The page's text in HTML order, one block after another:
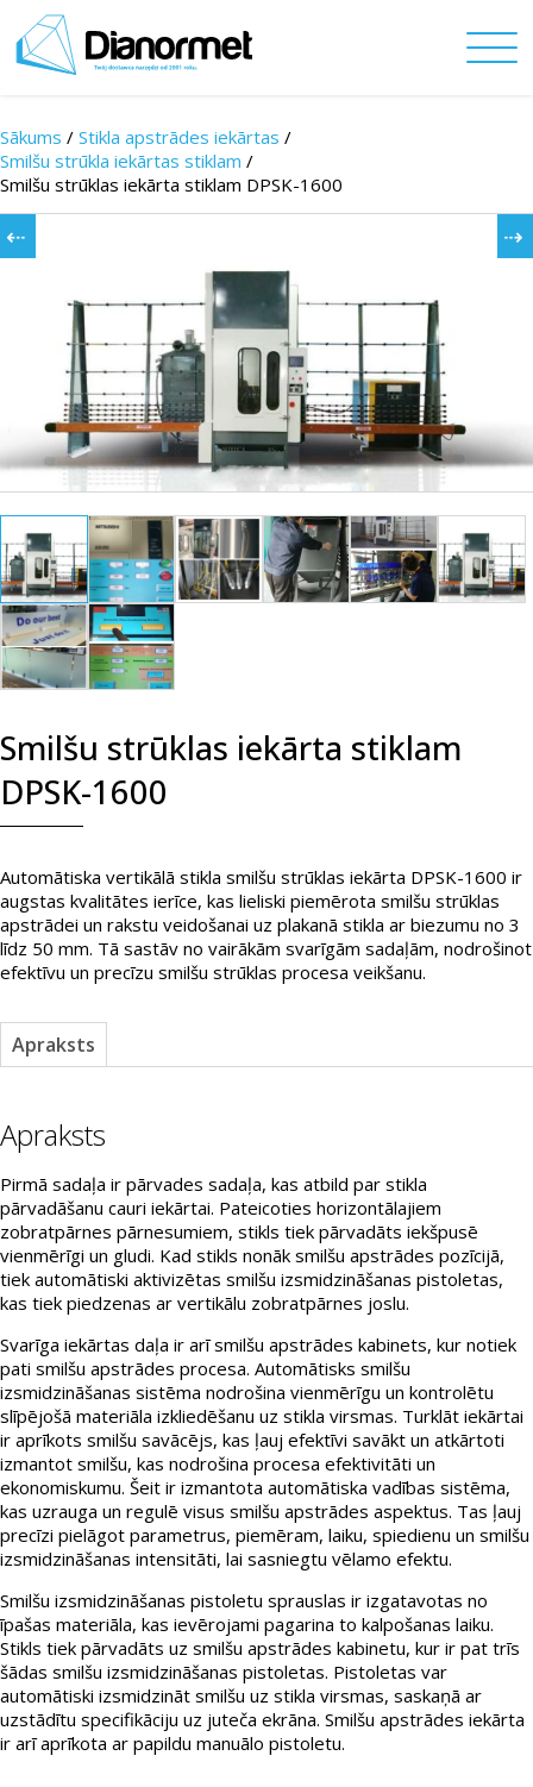
Sākums / Stikla apstrādes iekārtas /
Smilšu strūkla iekārtas stiklam /
Smilšu strūklas iekārta stiklam DPSK-1600
Smilšu strūklas iekārta stiklam
DPSK-1600
Automātiska vertikālā stikla smilšu strūklas iekārta DPSK-1600 ir
augstas kvalitātes ierīce, kas lieliski piemērota smilšu strūklas
apstrādei un rakstu veidošanai uz plakanā stikla ar biezumu no 3
līdz 50 mm. Tā sastāv no vairākām svarīgām sadaļām, nodrošinot
efektīvu un precīzu smilšu strūklas procesa veikšanu.
Apraksts
Apraksts
Pirmā sadaļa ir pārvades sadaļa, kas atbild par stikla
pārvadāšanu cauri iekārtai. Pateicoties horizontālajiem
zobratpārnes pārnesumiem, stikls tiek pārvadāts iekšpusē
vienmērīgi un gludi. Kad stikls nonāk smilšu apstrādes pozīcijā,
tiek automātiski aktivizētas smilšu izsmidzināšanas pistoletas,
kas tiek piedzenas ar vertikālu zobratpārnes joslu.
Svarīga iekārtas daļa ir arī smilšu apstrādes kabinets, kur notiek
pati smilšu apstrādes procesa. Automātisks smilšu
izsmidzināšanas sistēma nodrošina vienmērīgu un kontrolētu
slīpējošā materiāla izkliedēšanu uz stikla virsmas. Turklāt iekārtai
ir aprīkots smilšu savācējs, kas ļauj efektīvi savākt un atkārtoti
izmantot smilšu, kas nodrošina procesa efektivitāti un
ekonomiskumu. Šeit ir izmantota automātiska vadības sistēma,
kas uzrauga un regulē visus smilšu apstrādes aspektus. Tas ļauj
precīzi pielāgot parametrus, piemēram, laiku, spiedienu un smilšu
izsmidzināšanas intensitāti, lai sasniegtu vēlamo efektu.
Smilšu izsmidzināšanas pistoletu sprauslas ir izgatavotas no
īpašas materiāla, kas ievērojami pagarina to kalpošanas laiku.
Stikls tiek pārvadāts uz smilšu apstrādes kabinetu, kur ir pat trīs
šādas smilšu izsmidzināšanas pistoletas. Pistoletas var
automātiski izsmidzināt smilšu uz stikla virsmas, saskaņā ar
uzstādītu specifikāciju uz juteča ekrāna. Smilšu apstrādes iekārta
ir arī aprīkota ar papildu manuālo pistoletu.